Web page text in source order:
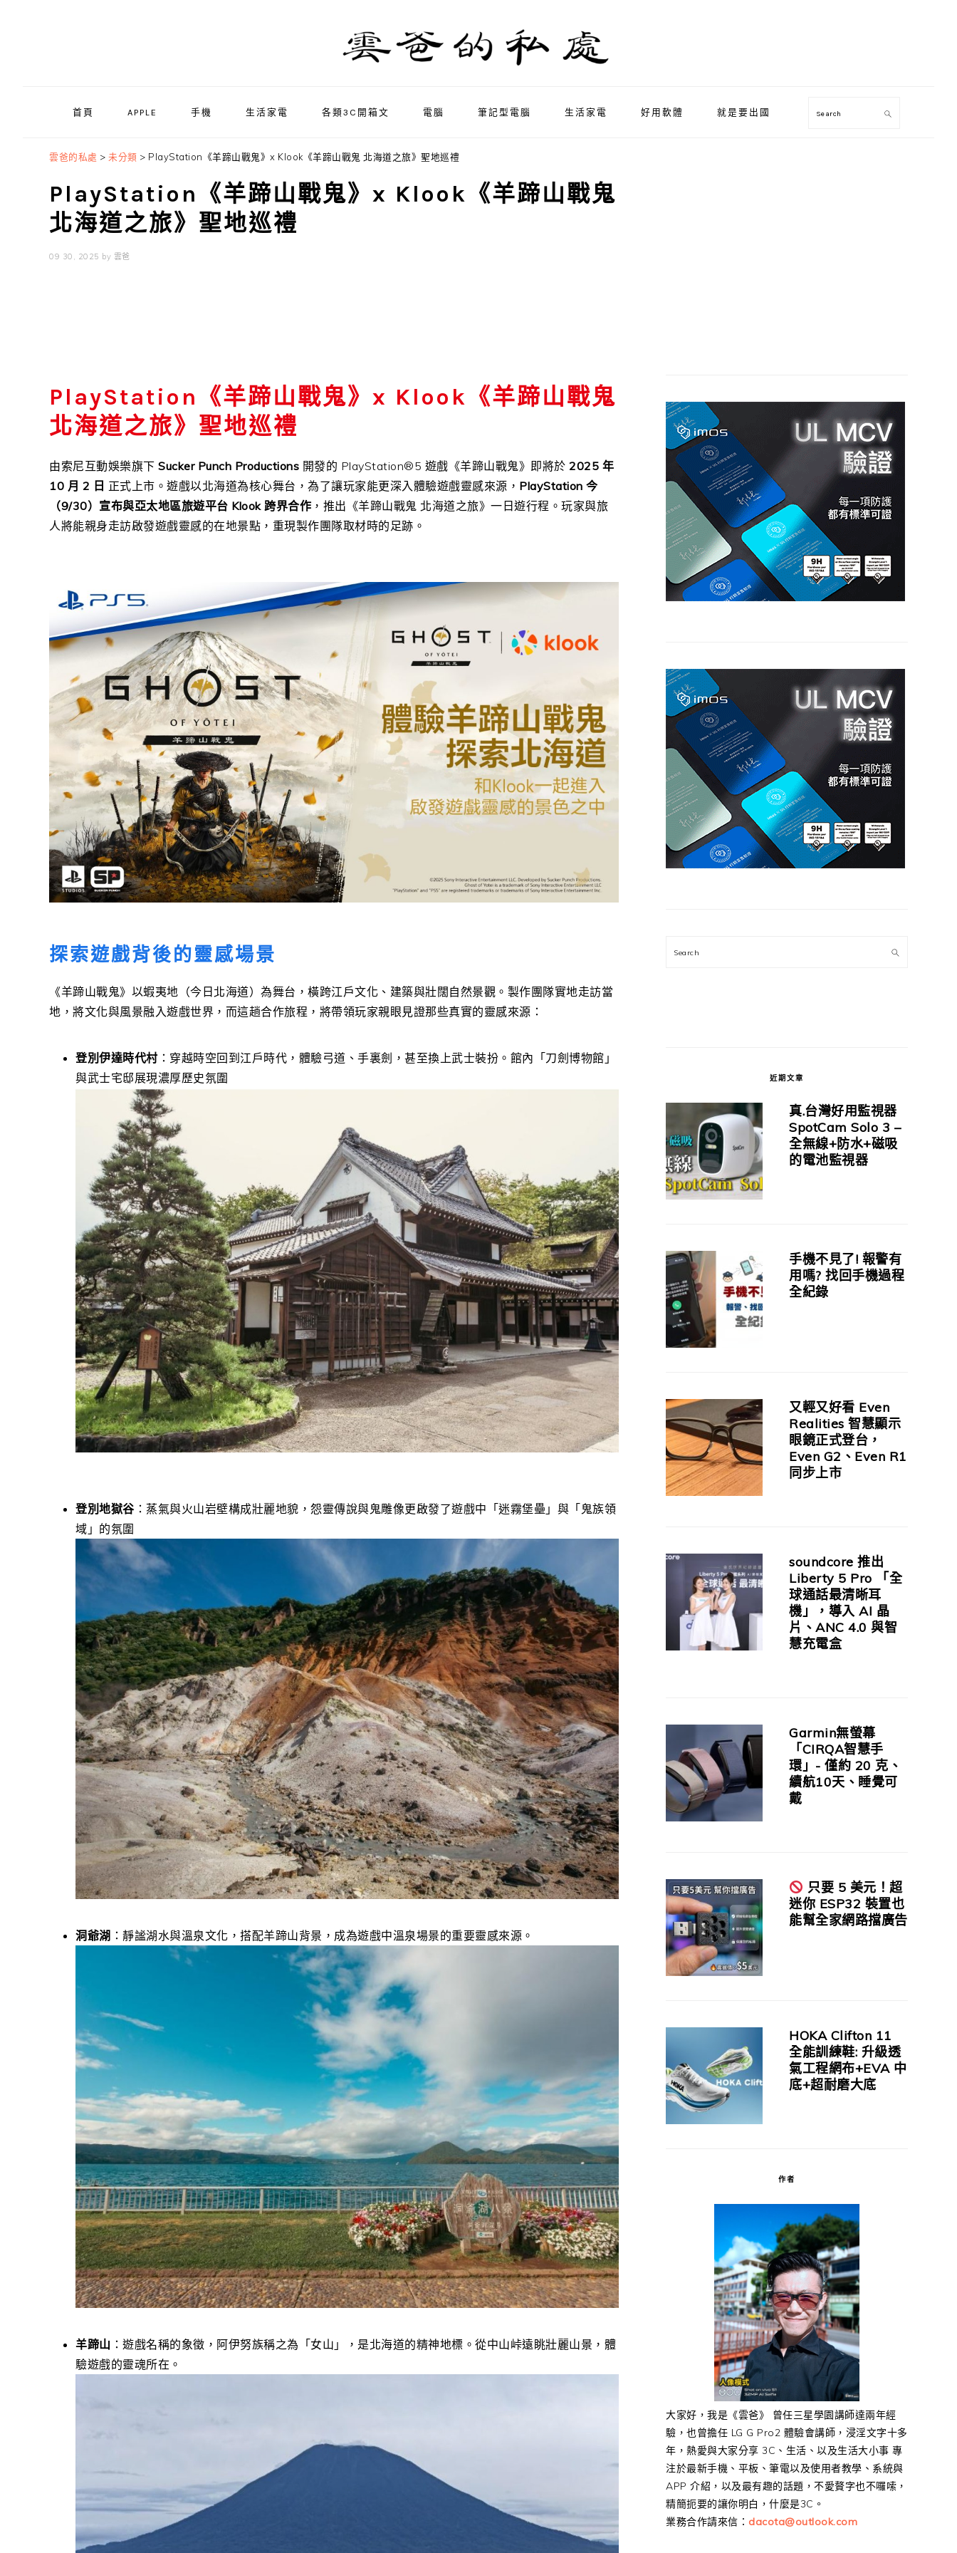
首頁 APPLE 手機 生活家電 各類3C開箱文 電腦 筆記型電腦 生活家電 好用軟體 就是要出國 Search
雲爸的私處 > 未分類 > PlayStation《羊蹄山戰鬼》x Klook《羊蹄山戰鬼 北海道之旅》聖地巡禮
PlayStation《羊蹄山戰鬼》x Klook《羊蹄山戰鬼
北海道之旅》聖地巡禮
09 30, 2025 by 雲爸
PlayStation《羊蹄山戰鬼》x Klook《羊蹄山戰鬼
北海道之旅》聖地巡禮
由索尼互動娛樂旗下 Sucker Punch Productions 開發的 PlayStation®5 遊戲《羊蹄山戰鬼》即將於 2025 年
10 月 2 日 正式上市。遊戲以北海道為核心舞台，為了讓玩家能更深入體驗遊戲靈感來源， PlayStation 今
（9/30）宣布與亞太地區旅遊平台 Klook 跨界合作 ，推出《羊蹄山戰鬼 北海道之旅》一日遊行程。玩家與旅
人將能親身走訪啟發遊戲靈感的在地景點，重現製作團隊取材時的足跡。
探索遊戲背後的靈感場景
《羊蹄山戰鬼》以蝦夷地（今日北海道）為舞台，橫跨江戶文化、建築與壯闊自然景觀。製作團隊實地走訪當
地，將文化與風景融入遊戲世界，而這趟合作旅程，將帶領玩家親眼見證那些真實的靈感來源：
登別伊達時代村：穿越時空回到江戶時代，體驗弓道、手裏劍，甚至換上武士裝扮。館內「刀劍博物館」
與武士宅邸展現濃厚歷史氛圍
登別地獄谷：蒸氣與火山岩壁構成壯麗地貌，怨靈傳說與鬼雕像更啟發了遊戲中「迷霧堡壘」與「鬼族領
域」的氛圍
洞爺湖 ：靜謐湖水與溫泉文化，搭配羊蹄山背景，成為遊戲中溫泉場景的重要靈感來源。
羊蹄山 ：遊戲名稱的象徵，阿伊努族稱之為「女山」，是北海道的精神地標。從中山峠遠眺壯麗山景，體
驗遊戲的靈魂所在。
Search
近期文章
真.台灣好用監視器
SpotCam Solo 3 –
全無線+防水+磁吸
的電池監視器
手機不見了! 報警有
用嗎? 找回手機過程
全紀錄
又輕又好看 Even
Realities 智慧顯示
眼鏡正式登台，
Even G2、Even R1
同步上市
soundcore 推出
Liberty 5 Pro 「全
球通話最清晰耳
機」，導入 AI 晶
片、ANC 4.0 與智
慧充電盒
Garmin無螢幕
「CIRQA智慧手
環」- 僅約 20 克、
續航10天、睡覺可
戴
只要 5 美元！超
迷你 ESP32 裝置也
能幫全家網路擋廣告
HOKA Clifton 11
全能訓練鞋: 升級透
氣工程網布+EVA 中
底+超耐磨大底
作者
大家好，我是《雲爸》 曾任三星學園講師達兩年經
驗，也曾擔任 LG G Pro2 體驗會講師，浸淫文字十多
年，熱愛與大家分享 3C、生活、以及生活大小事 專
注於最新手機、平板、筆電以及使用者教學、系統與
APP 介紹，以及最有趣的話題，不愛贅字也不囉嗦，
精簡扼要的讓你明白，什麼是3C。
業務合作請來信： dacota@outlook.com